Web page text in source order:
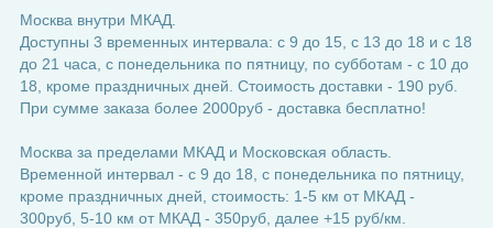
Москва внутри МКАД.
Доступны 3 временных интервала: с 9 до 15, с 13 до 18 и с 18
до 21 часа, с понедельника по пятницу, по субботам - с 10 до
18, кроме праздничных дней. Стоимость доставки - 190 руб.
При сумме заказа более 2000руб - доставка бесплатно!
Москва за пределами МКАД и Московская область.
Временной интервал - с 9 до 18, с понедельника по пятницу,
кроме праздничных дней, стоимость: 1-5 км от МКАД -
300руб, 5-10 км от МКАД - 350руб, далее +15 руб/км.